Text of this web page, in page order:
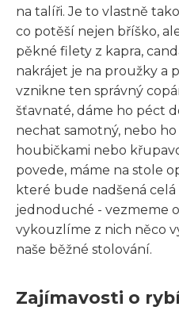
na talíři. Je to vlastně
co potěší nejen bříško,
pěkné filety z kapra,
nakrájet je na proužky a
vznikne ten správný
šťavnaté, dáme ho péct
nechat samotný, nebo
houbičkami nebo
povede, máme na stole
které bude nadšená
jednoduché - vezmeme
vykouzlíme z nich něco
naše běžné stolování.
Zajímavosti o